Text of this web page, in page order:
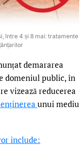
între 4 și 8 mai: tratamente
demararea
domeniul public, în
vizează reducerea
unui mediu
include: